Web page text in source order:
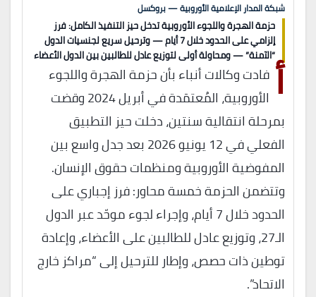
شبكة المدار الإعلامية الأوروبية — بروكسل
حزمة الهجرة واللجوء الأوروبية تدخل حيز التنفيذ الكامل: فرز
إلزامي على الحدود خلال 7 أيام — وترحيل سريع لجنسيات الدول
“الآمنة” — ومحاولة أولى لتوزيع عادل للطالبين بين الدول الأعضاءأ فادت وكالات أنباء بأن حزمة الهجرة واللجوء
الأوروبية، المُعتمَدة في أبريل 2024 وقضت
بمرحلة انتقالية سنتين، دخلت حيز التطبيق
الفعلي في 12 يونيو 2026 بعد جدل واسع بين
المفوضية الأوروبية ومنظمات حقوق الإنسان.
وتتضمن الحزمة خمسة محاور: فرز إجباري على
الحدود خلال 7 أيام، وإجراء لجوء موحّد عبر الدول
الـ27، وتوزيع عادل للطالبين على الأعضاء، وإعادة
توطين ذات حصص، وإطار للترحيل إلى “مراكز خارج
الاتحاد”.